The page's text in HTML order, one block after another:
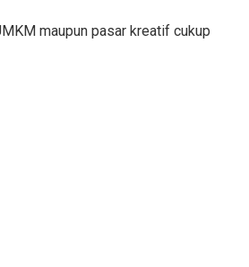
maupun pasar kreatif cukup